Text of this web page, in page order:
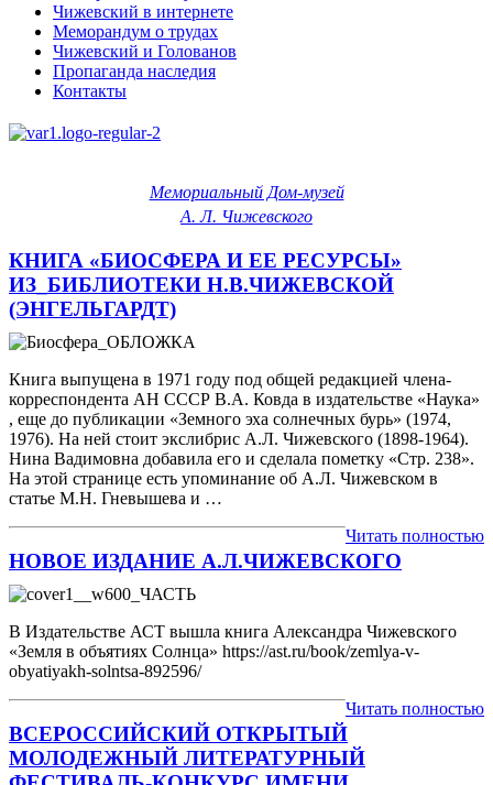
Чижевский в интернете
Меморандум о трудах
Чижевский и Голованов
Пропаганда наследия
Контакты
Мемориальный Дом-музей
А. Л. Чижевского
КНИГА «БИОСФЕРА И ЕЕ РЕСУРСЫ»
ИЗ_БИБЛИОТЕКИ Н.В.ЧИЖЕВСКОЙ
(ЭНГЕЛЬГАРДТ)
Книга выпущена в 1971 году под общей редакцией члена-
корреспондента АН СССР В.А. Ковда в издательстве «Наука»
, еще до публикации «Земного эха солнечных бурь» (1974,
1976). На ней стоит экслибрис А.Л. Чижевского (1898-1964).
Нина Вадимовна добавила его и сделала пометку «Стр. 238».
На этой странице есть упоминание об А.Л. Чижевском в
статье М.Н. Гневышева и …
Читать полностью
НОВОЕ ИЗДАНИЕ А.Л.ЧИЖЕВСКОГО
В Издательстве АСТ вышла книга Александра Чижевского
«Земля в объятиях Солнца» https://ast.ru/book/zemlya-v-
obyatiyakh-solntsa-892596/
Читать полностью
ВСЕРОССИЙСКИЙ ОТКРЫТЫЙ
МОЛОДЕЖНЫЙ ЛИТЕРАТУРНЫЙ